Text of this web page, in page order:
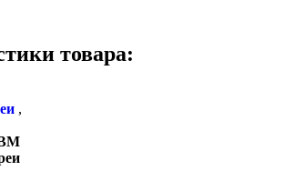
товара:
,